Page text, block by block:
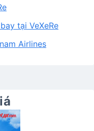
tại VeXeRe
Airlines